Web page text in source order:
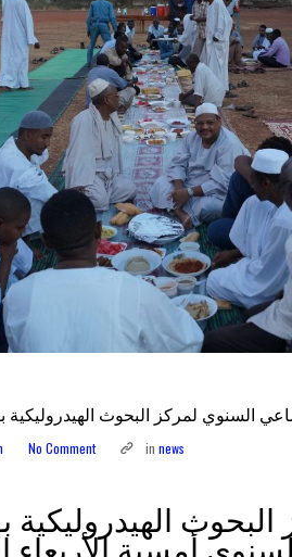
السنوي لمركز البحوث الهيدروليكية
No Comment in news
الهيدروليكية